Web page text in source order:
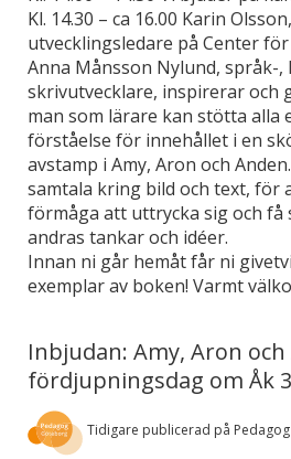
Kl. 14.30 – ca 16.00 Karin
utvecklingsledare på Center
Anna Månsson Nylund, språk-,
skrivutvecklare, inspirerar och
man som lärare kan stötta alla
förståelse för innehållet i en
avstamp i Amy, Aron och
samtala kring bild och text, för
förmåga att uttrycka sig och få
andras tankar och idéer.
Innan ni går hemåt får ni
exemplar av boken! Varmt
Inbjudan: Amy, Aron och
fördjupningsdag om Åk
Tidigare publicerad på